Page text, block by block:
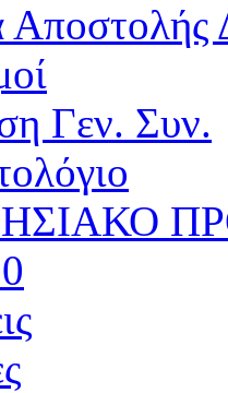
Αποστολής
Γεν. Συν.